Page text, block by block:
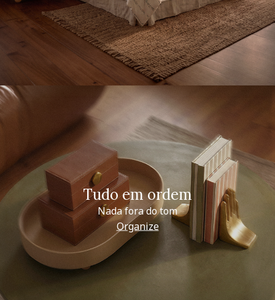
Tudo em ordem
Nada fora do tom
Organize